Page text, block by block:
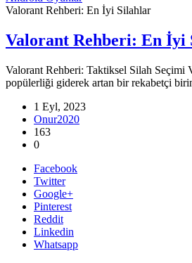
Valorant Rehberi: En İyi Silahlar
Valorant Rehberi: En İyi
Valorant Rehberi: Taktiksel Silah Seçimi
popülerliği giderek artan bir rekabetçi
1 Eyl, 2023
Onur2020
163
0
Facebook
Twitter
Google+
Pinterest
Reddit
Linkedin
Whatsapp